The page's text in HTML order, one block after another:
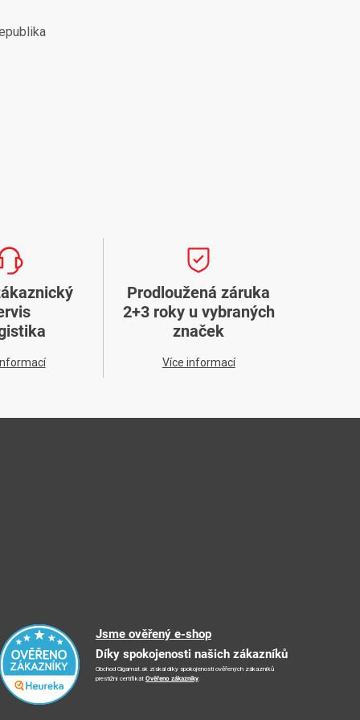
Prodloužená záruka
2+3 roky u vybraných
značek
Více informací
Jsme ověřený e-shop
Díky spokojenosti našich zákazníků
Obchod Gigamat.sk získal díky spokojenosti ověřených zákazníků
prestižní certifikát Ověřeno zákazníky.